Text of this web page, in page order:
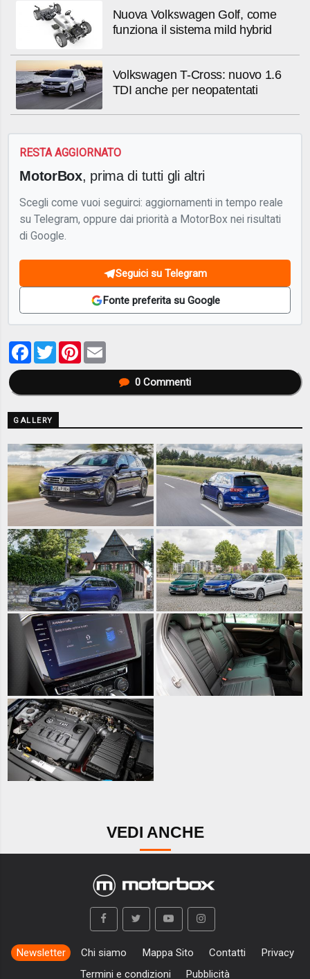
Nuova Volkswagen Golf, come
funziona il sistema mild hybrid
Volkswagen T-Cross: nuovo 1.6
TDI anche per neopatentati
RESTA AGGIORNATO
MotorBox, prima di tutti gli altri
Scegli come vuoi seguirci: aggiornamenti in tempo reale
su Telegram, oppure dai priorità a MotorBox nei risultati
di Google.
Seguici su Telegram
Fonte preferita su Google
Facebook
TwitterPinterest
0Commenti
GALLERY
VEDI ANCHE
Newsletter Chi siamo Mappa Sito Contatti
Privacy
Termini e condizioni
Pubblicità